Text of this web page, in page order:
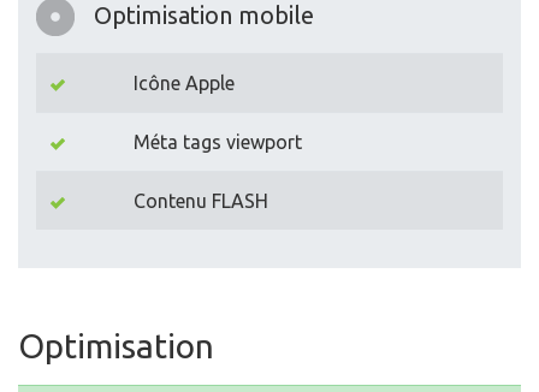
Optimisation mobile
Icône Apple
Méta tags viewport
Contenu FLASH
Optimisation